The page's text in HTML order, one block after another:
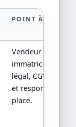
POINT À
Vendeur
immatriculation/
légal, CGV,
et responsabilité
place.